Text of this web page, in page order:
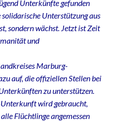
Unterkünfte gefunden
solidarische Unterstützung aus
sondern wächst. Jetzt ist Zeit
und
Marburg-
auf, die offiziellen Stellen bei
zu unterstützen.
Unterkunft wird gebraucht,
Flüchtlinge angemessen